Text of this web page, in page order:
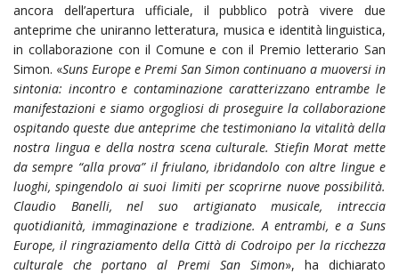
ancora dell’apertura ufficiale, il pubblico potrà vivere due
anteprime che uniranno letteratura, musica e identità linguistica,
in collaborazione con il Comune e con il Premio letterario San
Simon. «Suns Europe e Premi San Simon continuano a muoversi in
sintonia: incontro e contaminazione caratterizzano entrambe le
manifestazioni e siamo orgogliosi di proseguire la collaborazione
ospitando queste due anteprime che testimoniano la vitalità della
nostra lingua e della nostra scena culturale. Stiefin Morat mette
da sempre “alla prova” il friulano, ibridandolo con altre lingue e
luoghi, spingendolo ai suoi limiti per scoprirne nuove possibilità.
Claudio Banelli, nel suo artigianato musicale, intreccia
quotidianità, immaginazione e tradizione. A entrambi, e a Suns
Europe, il ringraziamento della Città di Codroipo per la ricchezza
culturale che portano al Premi San Simon», ha dichiarato